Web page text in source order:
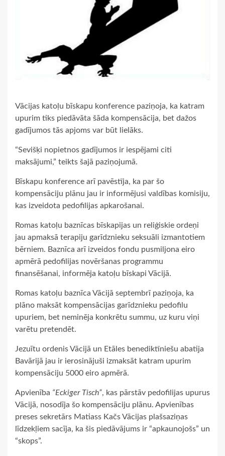
Vācijas katoļu bīskapu konference paziņoja, ka katram
upurim tiks piedāvāta šāda kompensācija, bet dažos
gadījumos tās apjoms var būt lielāks.
“Sevišķi nopietnos gadījumos ir iespējami citi
maksājumi,” teikts šajā paziņojumā.
Bīskapu konference arī pavēstīja, ka par šo
kompensāciju plānu jau ir informējusi valdības komisiju,
kas izveidota pedofilijas apkarošanai.
Romas katoļu baznīcas bīskapijas un reliģiskie ordeņi
jau apmaksā terapiju garīdznieku seksuāli izmantotiem
bērniem. Baznīca arī izveidos fondu pusmiljona eiro
apmērā pedofilijas novēršanas programmu
finansēšanai, informēja katoļu bīskapi Vācijā.
Romas katoļu baznīca Vācijā septembrī paziņoja, ka
plāno maksāt kompensācijas garīdznieku pedofilu
upuriem, bet neminēja konkrētu summu, uz kuru viņi
varētu pretendēt.
Jezuītu ordenis Vācijā un Etāles benediktīniešu abatija
Bavārijā jau ir ierosinājuši izmaksāt katram upurim
kompensāciju 5000 eiro apmērā.
Apvienība “Eckiger Tisch”, kas pārstāv pedofilijas upurus
Vācijā, nosodīja šo kompensāciju plānu. Apvienības
preses sekretārs Matiass Kačs Vācijas plašsaziņas
līdzekļiem sacīja, ka šis piedāvājums ir “apkaunojošs” un
“skops”.